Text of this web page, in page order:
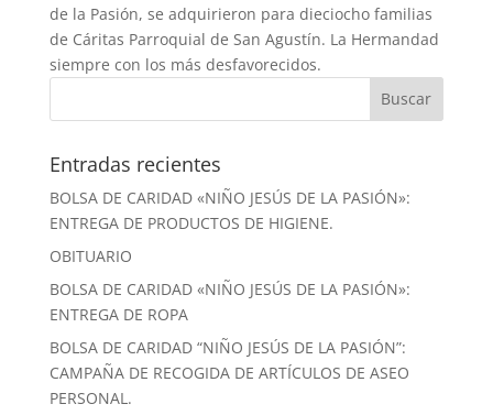
de la Pasión, se adquirieron para dieciocho familias
de Cáritas Parroquial de San Agustín. La Hermandad
siempre con los más desfavorecidos.
Entradas recientes
BOLSA DE CARIDAD «NIÑO JESÚS DE LA PASIÓN»:
ENTREGA DE PRODUCTOS DE HIGIENE.
OBITUARIO
BOLSA DE CARIDAD «NIÑO JESÚS DE LA PASIÓN»:
ENTREGA DE ROPA
BOLSA DE CARIDAD “NIÑO JESÚS DE LA PASIÓN”:
CAMPAÑA DE RECOGIDA DE ARTÍCULOS DE ASEO
PERSONAL.